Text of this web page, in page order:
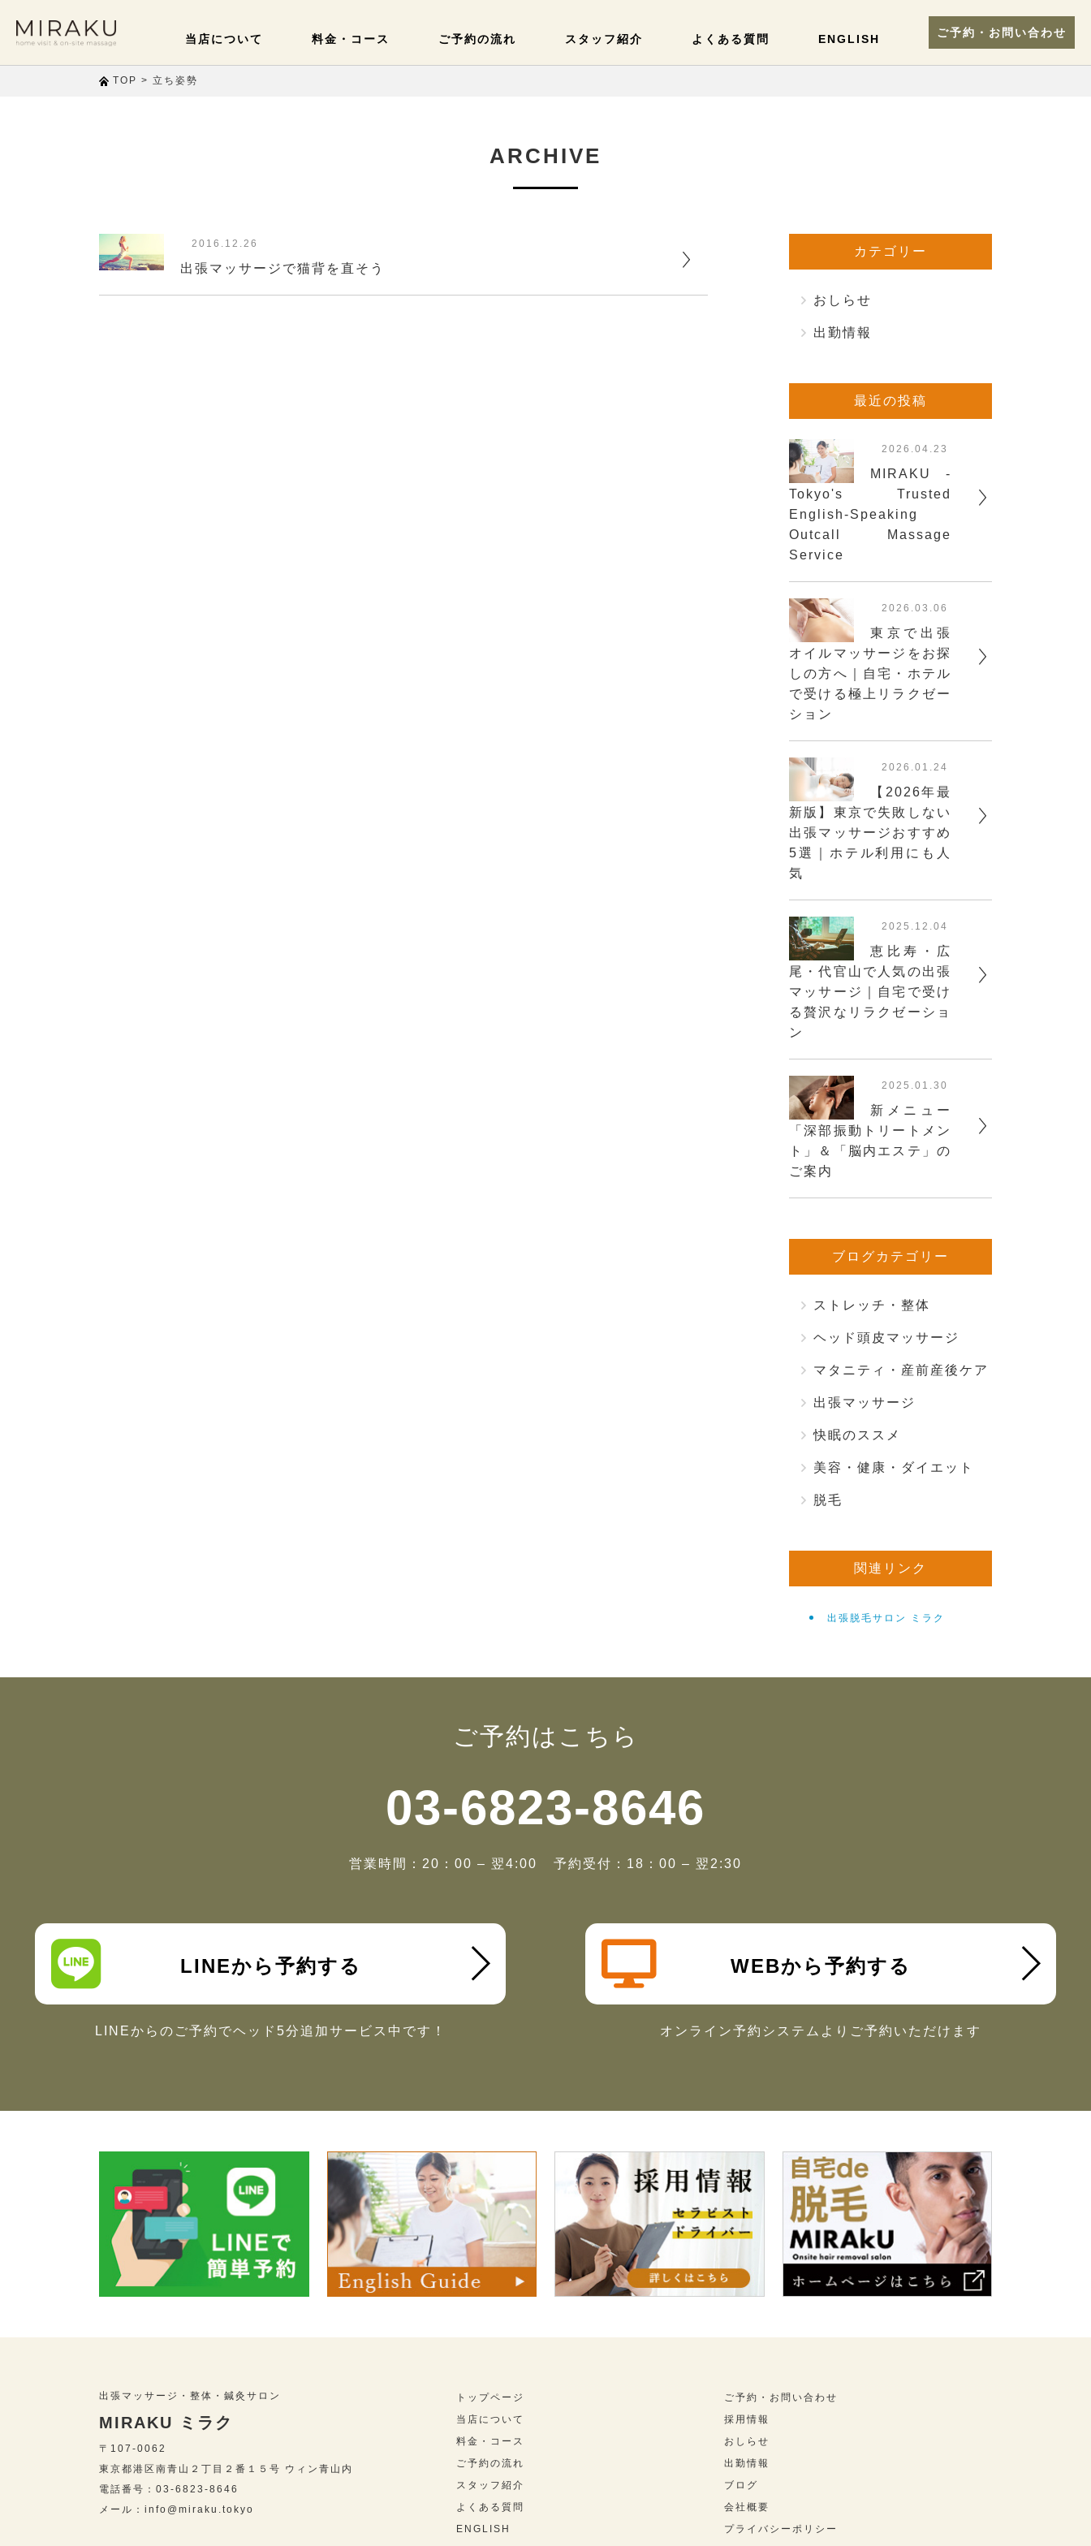
当店について 料金・コース ご予約の流れ スタッフ紹介 よくある質問 ENGLISH ご予約・お問い合わせ
TOP > 立ち姿勢
ARCHIVE
2016.12.26
出張マッサージで猫背を直そう
カテゴリー
おしらせ
出勤情報
最近の投稿
2026.04.23
MIRAKU -
Tokyo's Trusted
English-Speaking
Outcall Massage
Service
2026.03.06
東京で出張
オイルマッサージをお探
しの方へ｜自宅・ホテル
で受ける極上リラクゼー
ション
2026.01.24
【2026年最
新版】東京で失敗しない
出張マッサージおすすめ
5選｜ホテル利用にも人
気
2025.12.04
恵比寿・広
尾・代官山で人気の出張
マッサージ｜自宅で受け
る贅沢なリラクゼーショ
ン
2025.01.30
新メニュー
「深部振動トリートメン
ト」＆「脳内エステ」の
ご案内
ブログカテゴリー
ストレッチ・整体
ヘッド頭皮マッサージ
マタニティ・産前産後ケア
出張マッサージ
快眠のススメ
美容・健康・ダイエット
脱毛
関連リンク
出張脱毛サロン ミラク
ご予約はこちら
03-6823-8646
営業時間：20：00 – 翌4:00 予約受付：18：00 – 翌2:30
LINEから予約する
LINEからのご予約でヘッド5分追加サービス中です！
WEBから予約する
オンライン予約システムより ご予約いただけます
出張マッサージ・整体・鍼灸サロン
MIRAKU ミラク
〒107-0062
東京都港区南青山２丁目２番１５号 ウィン青山内
電話番号：03-6823-8646
メール：info@miraku.tokyo
トップページ
当店について
料金・コース
ご予約の流れ
スタッフ紹介
よくある質問
ENGLISH
ご予約・お問い合わせ
採用情報
おしらせ
出勤情報
ブログ
会社概要
プライバシーポリシー